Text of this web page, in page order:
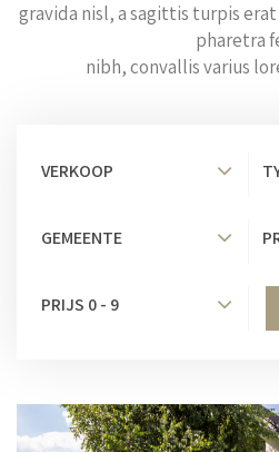
gravida nisl, a sagittis turpis
pharetra
nibh, convallis varius
VERKOOP
GEMEENTE
PRIJS 0 - 9